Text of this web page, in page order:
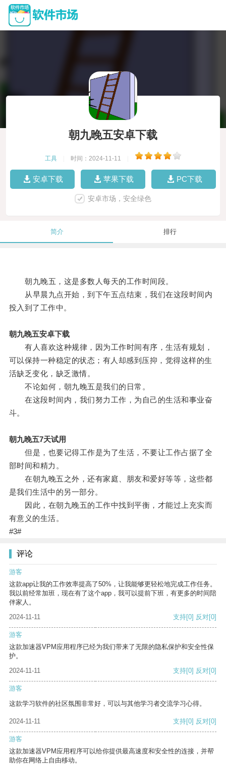
朝九晚五安卓下载
工具 时间：2024-11-11
安卓下载 苹果下载 PC下载
安卓市场，安全绿色
简介 排行
朝九晚五，这是多数人每天的工作时间段。
从早晨九点开始，到下午五点结束，我们在这段时间内
投入到了工作中。
朝九晚五安卓下载
有人喜欢这种规律，因为工作时间有序，生活有规划，
可以保持一种稳定的状态；有人却感到压抑，觉得这样的生
活缺乏变化，缺乏激情。
不论如何，朝九晚五是我们的日常。
在这段时间内，我们努力工作，为自己的生活和事业奋
斗。
朝九晚五7天试用
但是，也要记得工作是为了生活，不要让工作占据了全
部时间和精力。
在朝九晚五之外，还有家庭、朋友和爱好等等，这些都
是我们生活中的另一部分。
因此，在朝九晚五的工作中找到平衡，才能过上充实而
有意义的生活。
#3#
评论
游客
这款app让我的工作效率提高了50%，让我能够更轻松地完成工作任务。
我以前经常加班，现在有了这个app，我可以提前下班，有更多的时间陪
伴家人。
2024-11-11
支持[0] 反对[0]
游客
这款加速器VPM应用程序已经为我们带来了无限的隐私保护和安全性保
护。
2024-11-11
支持[0] 反对[0]
游客
这款学习软件的社区氛围非常好，可以与其他学习者交流学习心得。
2024-11-11 支持[0] 反对[0]
游客
这款加速器VPM应用程序可以给你提供最高速度和安全性的连接，并帮
助你在网络上自由移动。